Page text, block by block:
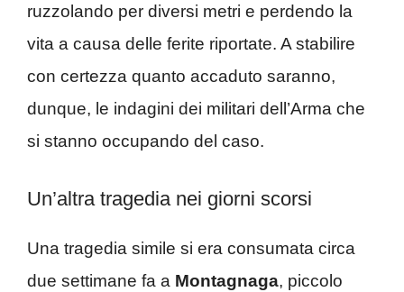
ruzzolando per diversi metri e perdendo la
vita a causa delle ferite riportate. A stabilire
con certezza quanto accaduto saranno,
dunque, le indagini dei militari dell’Arma che
si stanno occupando del caso.
Un’altra tragedia nei giorni scorsi
Una tragedia simile si era consumata circa
due settimane fa a Montagnaga, piccolo